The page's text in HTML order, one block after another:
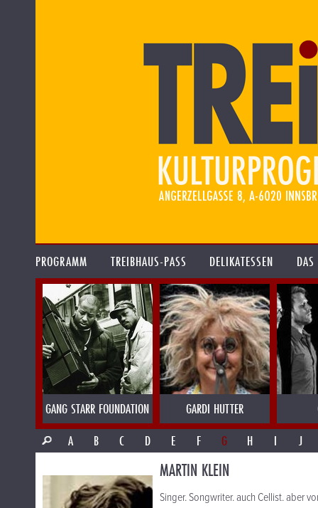
PROGRAMM TREIBHAUS-PASS DELIKATESSEN
GANG STARR FOUNDATION GARDI HUTTER
A
B C D E F G H I J
MARTIN KLEIN
Singer. Songwriter. auch Cellist. aber